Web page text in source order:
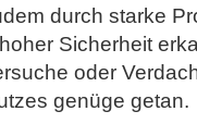
durch starke
Sicherheit
oder
genüge getan.